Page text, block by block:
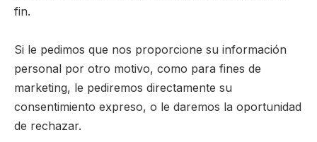
fin.
Si le pedimos que nos proporcione su información
personal por otro motivo, como para fines de
marketing, le pediremos directamente su
consentimiento expreso, o le daremos la oportunidad
de rechazar.